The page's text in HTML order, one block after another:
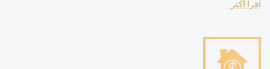
اقرأ أكثر